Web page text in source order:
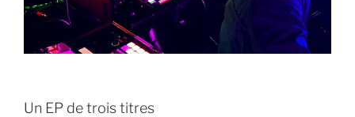
Un EP de trois titres